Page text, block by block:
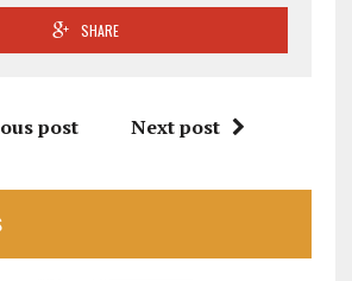
SHARE
post Next post